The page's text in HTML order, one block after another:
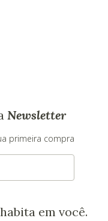
Newsletter
primeira compra
em você.